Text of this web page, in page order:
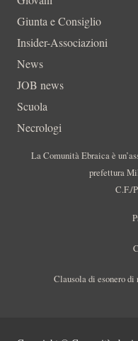
Giunta e Consiglio
Insider-Associazioni
News
JOB news
Scuola
Necrologi
La Comunità Ebraica è
prefettura
C.F./
Clausola di esonero